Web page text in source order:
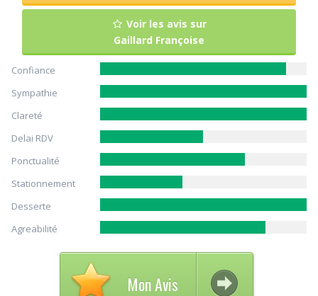
Voir les avis sur
Gaillard Françoise
Confiance
Sympathie
Clareté
Delai RDV
Ponctualité
Stationnement
Desserte
Agreabilité
Mon Avis